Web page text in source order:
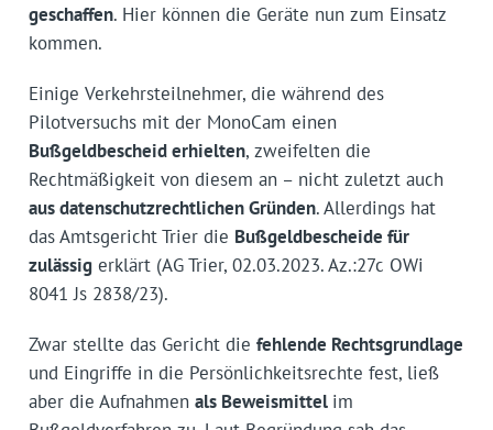
geschaffen. Hier können die Geräte nun zum Einsatz
kommen.
Einige Verkehrsteilnehmer, die während des
Pilotversuchs mit der MonoCam einen
Bußgeldbescheid erhielten, zweifelten die
Rechtmäßigkeit von diesem an – nicht zuletzt auch
aus datenschutzrechtlichen Gründen. Allerdings hat
das Amtsgericht Trier die Bußgeldbescheide für
zulässigerklärt (AG Trier, 02.03.2023. Az.:27c OWi
8041 Js 2838/23).
Zwar stellte das Gericht die fehlende Rechtsgrundlage
und Eingriffe in die Persönlichkeitsrechte fest, ließ
aber die Aufnahmen als Beweismittel im